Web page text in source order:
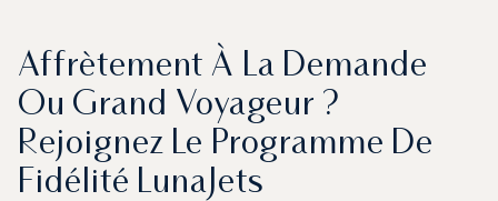
Affrètement À La Demande
Ou Grand Voyageur ?
Rejoignez Le Programme De
Fidélité LunaJets